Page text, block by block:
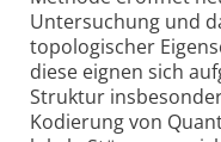
Untersuchung und
topologischer
diese eignen sich
Struktur
Kodierung von